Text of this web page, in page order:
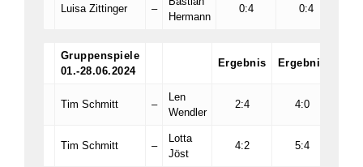
Luisa Zittinger –
Hermann
0:4 0:4
Gruppenspiele
01.-28.06.2024
Ergebnis Ergebnis
Tim Schmitt –
Len
Wendler
2:4 4:0
Tim Schmitt –
Lotta
Jöst
4:2 5:4